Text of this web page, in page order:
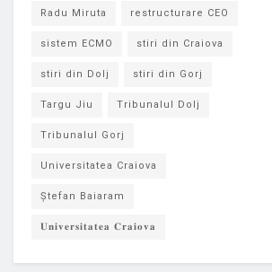
Radu Miruta restructurare CEO
sistem ECMO stiri din Craiova
stiri din Dolj stiri din Gorj
Targu Jiu Tribunalul Dolj
Tribunalul Gorj
Universitatea Craiova
Ștefan Baiaram
𝐔𝐧𝐢𝐯𝐞𝐫𝐬𝐢𝐭𝐚𝐭𝐞𝐚 𝐂𝐫𝐚𝐢𝐨𝐯𝐚